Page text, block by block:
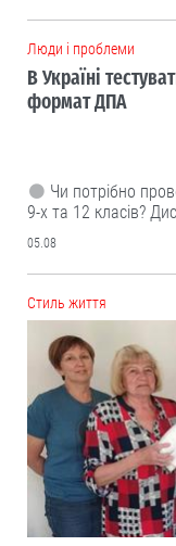
Люди і проблеми
В Україні
формат ДПА
Чи потрібно
9-х та 12 класів?
05.08
Cтиль життя